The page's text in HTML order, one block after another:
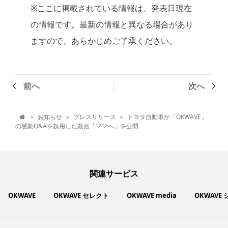
※ここに掲載されている情報は、発表日現在
の情報です。最新の情報と異なる場合があり
ますので、あらかじめご了承ください。
前へ 次へ
 > お知らせ > プレスリリース >
トヨタ自動車が「OKWAVE」
の感動Q&Aを起用した動画「ママへ」を公開
関連サービス
OKWAVE OKWAVE セレクト OKWAVE media OKWAVE